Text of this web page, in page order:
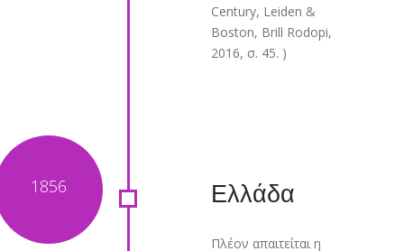
Century, Leiden &
Boston, Brill Rodopi,
2016, σ. 45. )
Ελλάδα
Πλέον απαιτείται η